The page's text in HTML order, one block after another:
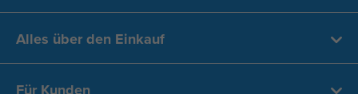
Alles über den Einkauf